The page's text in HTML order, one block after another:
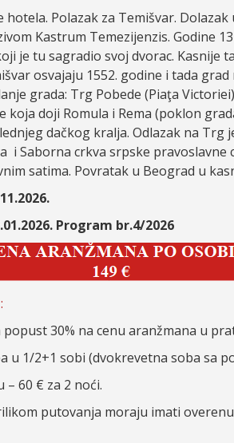
hotela. Polazak za Temišvar.
Kastrum Temezijenzis. Godine
je tu sagradio svoj dvorac.
osvajaju 1552. godine i tada
grada: Trg Pobede (Piaţa
koja doji Romula i Rema (poklon
dačkog kralja. Odlazak na
i Saborna crkva srpske pravoslavne
satima. Povratak u Beograd u
Program br.4/2026
:
popust 30% na cenu aranžmana u
u 1/2+1 sobi (dvokrevetna soba sa
– 60 € za 2 noći.
putovanja moraju imati